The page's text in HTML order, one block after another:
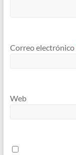
Correo electrónico
Web